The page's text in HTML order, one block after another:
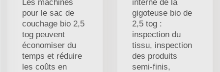
Les machines
pour le sac de
couchage bio 2,5
tog peuvent
économiser du
temps et réduire
les coûts en
interne de la
gigoteuse bio de
2,5 tog :
inspection du
tissu, inspection
des produits
semi-finis,